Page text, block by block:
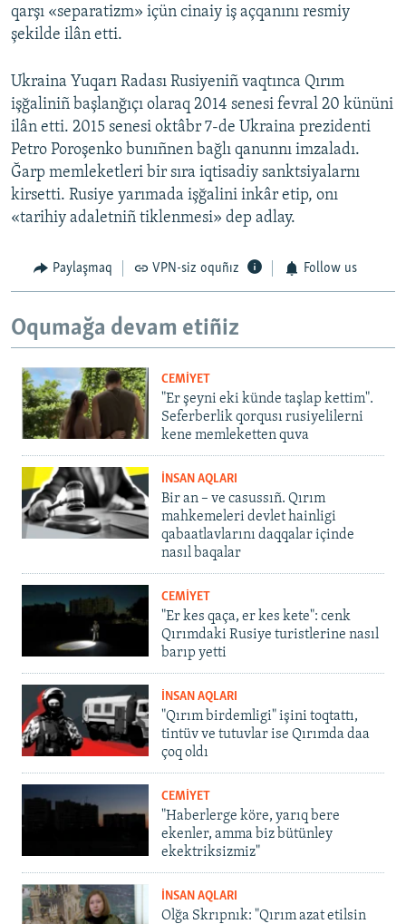
qarşı «separatizm» içün cinaiy iş açqanını resmiy
şekilde ilân etti.
Ukraina Yuqarı Radası Rusiyeniñ vaqtınca Qırım
işğaliniñ başlanğıçı olaraq 2014 senesi fevral 20 kününi
ilân etti. 2015 senesi oktâbr 7-de Ukraina prezidenti
Petro Poroşenko bunıñnen bağlı qanunnı imzaladı.
Ğarp memleketleri bir sıra iqtisadiy sanktsiyalarnı
kirsetti. Rusiye yarımada işğalini inkâr etip, onı
«tarihiy adaletniñ tiklenmesi» dep adlay.
Paylaşmaq VPN-siz oquñız Follow us
Oqumağa devam etiñiz
CEMİYET
"Er şeyni eki künde taşlap kettim".
Seferberlik qorqusı rusiyelilerni
kene memleketten quva
İNSAN AQLARI
Bir an – ve casussıñ. Qırım
mahkemeleri devlet hainligi
qabaatlavlarını daqqalar içinde
nasıl baqalar
CEMİYET
"Er kes qaça, er kes kete": cenk
Qırımdaki Rusiye turistlerine nasıl
barıp yetti
İNSAN AQLARI
"Qırım birdemligi" işini toqtattı,
tintüv ve tutuvlar ise Qırımda daa
çoq oldı
CEMİYET
"Haberlerge köre, yarıq bere
ekenler, amma biz bütünley
ekektriksizmiz"
İNSAN AQLARI
Olğa Skrıpnık: "Qırım azat etilsin